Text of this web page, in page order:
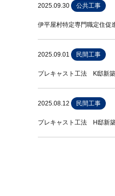
2025.09.30 公共工事
伊平屋村特定専門職定住促
2025.09.01 民間工事
プレキャスト工法 K邸新
2025.08.12 民間工事
プレキャスト工法 H邸新